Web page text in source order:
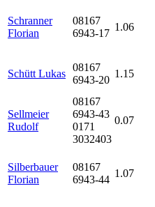
Schranner
Florian
08167
6943-17
1.06
Schütt Lukas
08167
6943-20
1.15
Sellmeier
Rudolf
08167
6943-43
0171
3032403
0.07
Silberbauer
Florian
08167
6943-44
1.07